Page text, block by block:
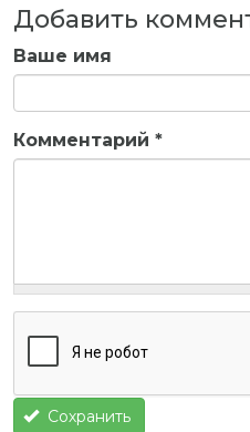
Добавить
Ваше имя
Комментарий *
Сохранить